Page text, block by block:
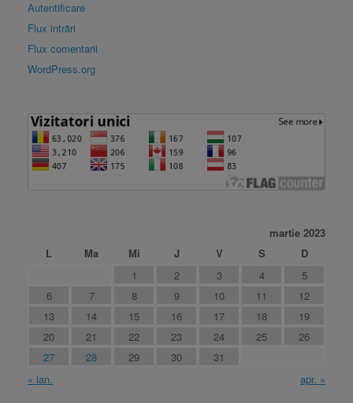
Autentificare
Flux intrări
Flux comentarii
WordPress.org
martie 2023
L
Ma Mi J V S
D
1
2 3 4
5
6
7 8 9 10 11
12
13
14 15 16 17 18
19
20
21 22 23 24 25
26
27
28 29 30
31
« ian.
apr. »